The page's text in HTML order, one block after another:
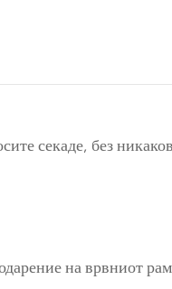
секаде, без
на врвниот